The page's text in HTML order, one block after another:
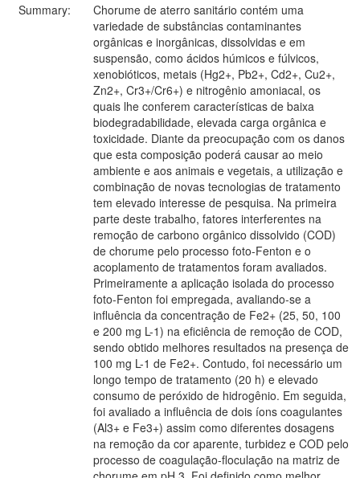
Summary:
Chorume de aterro sanitário contém uma
variedade de substâncias contaminantes
orgânicas e inorgânicas, dissolvidas e em
suspensão, como ácidos húmicos e fúlvicos,
xenobióticos, metais (Hg2+, Pb2+, Cd2+, Cu2+,
Zn2+, Cr3+/Cr6+) e nitrogênio amoniacal, os
quais lhe conferem características de baixa
biodegradabilidade, elevada carga orgânica e
toxicidade. Diante da preocupação com os danos
que esta composição poderá causar ao meio
ambiente e aos animais e vegetais, a utilização e
combinação de novas tecnologias de tratamento
tem elevado interesse de pesquisa. Na primeira
parte deste trabalho, fatores interferentes na
remoção de carbono orgânico dissolvido (COD)
de chorume pelo processo foto-Fenton e o
acoplamento de tratamentos foram avaliados.
Primeiramente a aplicação isolada do processo
foto-Fenton foi empregada, avaliando-se a
influência da concentração de Fe2+ (25, 50, 100
e 200 mg L-1) na eficiência de remoção de COD,
sendo obtido melhores resultados na presença de
100 mg L-1 de Fe2+. Contudo, foi necessário um
longo tempo de tratamento (20 h) e elevado
consumo de peróxido de hidrogênio. Em seguida,
foi avaliado a influência de dois íons coagulantes
(Al3+ e Fe3+) assim como diferentes dosagens
na remoção da cor aparente, turbidez e COD pelo
processo de coagulação-floculação na matriz de